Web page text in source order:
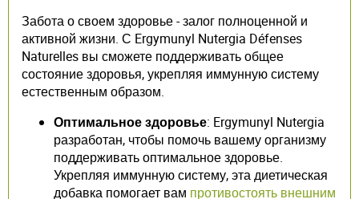
Забота о своем здоровье - залог полноценной и
активной жизни. С Ergymunyl Nutergia Défenses
Naturelles вы сможете поддерживать общее
состояние здоровья, укрепляя иммунную систему
естественным образом.
Оптимальное здоровье: Ergymunyl Nutergia
разработан, чтобы помочь вашему организму
поддерживать оптимальное здоровье.
Укрепляя иммунную систему, эта диетическая
добавка помогает вам противостоять внешним